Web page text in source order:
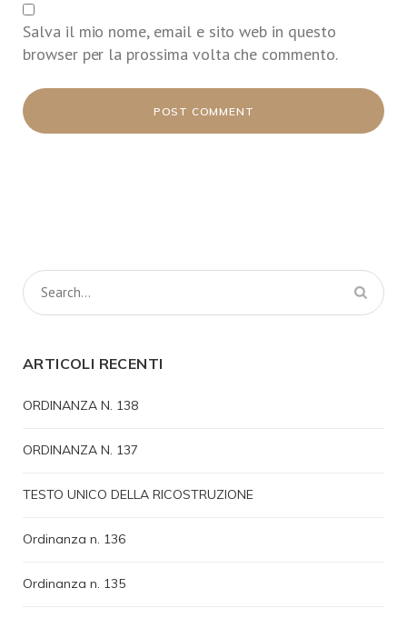
Salva il mio nome, email e sito web in questo
browser per la prossima volta che commento.
ARTICOLI RECENTI
ORDINANZA N. 138
ORDINANZA N. 137
TESTO UNICO DELLA RICOSTRUZIONE
Ordinanza n. 136
Ordinanza n. 135